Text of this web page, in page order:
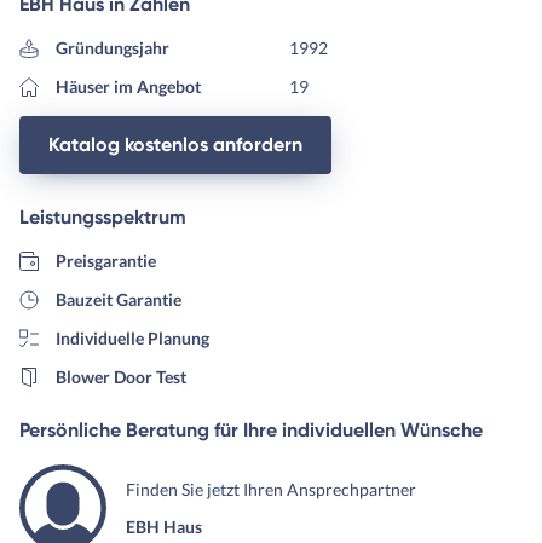
Gründungsjahr
1992
Häuser im Angebot
19
Katalog kostenlos anfordern
Leistungsspektrum
Preisgarantie
Bauzeit Garantie
Individuelle Planung
Blower Door Test
Persönliche Beratung für Ihre individuellen Wünsche
Finden Sie jetzt Ihren Ansprechpartner
EBH Haus